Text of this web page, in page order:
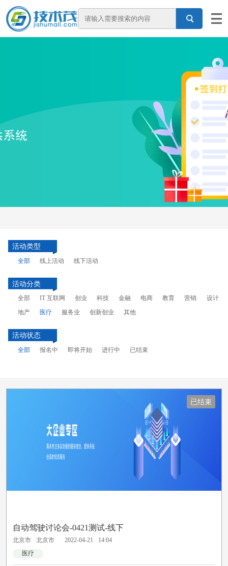
活动类型
全部 线上活动 线下活动
活动分类
全部 IT 互联网 创业 科技 金融 电商 教育 营销
设计
地产
医疗 服务业 创新创业 其他
活动状态
全部 报名中 即将开始 进行中 已结束
已结束
自动驾驶讨论会-0421测试-线下
北京市 北京市 2022-04-21
14:04
医疗